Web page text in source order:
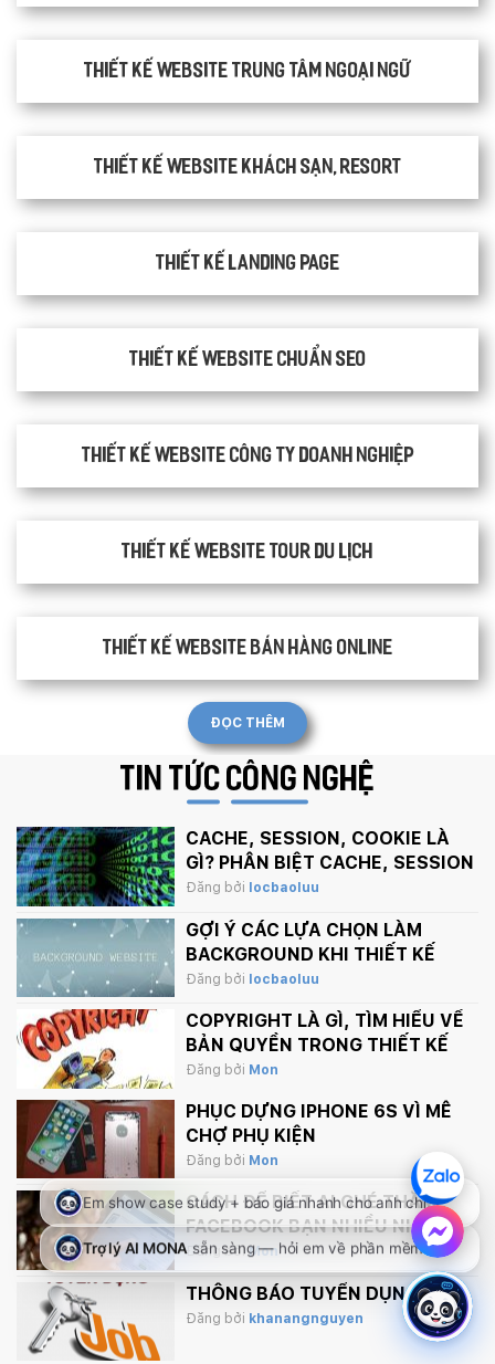
Thiết kế website trung tâm ngoại ngữ
Thiết kế website khách sạn, resort
Thiết kế Landing Page
Thiết kế website chuẩn SEO
Thiết kế website công ty doanh nghiệp
Thiết kế website tour du lịch
Thiết kế website bán hàng Online
ĐỌC THÊM
TIN TỨCCÔNG NGHỆ
CACHE, SESSION, COOKIE LÀ
GÌ? PHÂN BIỆT CACHE, SESSION
VÀ COOKIE
Đăng bởi locbaoluu
GỢI Ý CÁC LỰA CHỌN LÀM
BACKGROUND KHI THIẾT KẾ
WEBSITE
Đăng bởi locbaoluu
COPYRIGHT LÀ GÌ, TÌM HIỂU VỀ
BẢN QUYỀN TRONG THIẾT KẾ
Đăng bởi Mon
PHỤC DỰNG IPHONE 6S VÌ MÊ
CHỢ PHỤ KIỆN
Đăng bởi Mon
CÁCH ĐỂ BIẾT AI GHÉ THĂM
FACEBOOK BẠN NHIỀU NHẤT
Đăng bởiMon
THÔNG BÁO TUYỂN DỤNG
Đăng bởi khanangnguyen